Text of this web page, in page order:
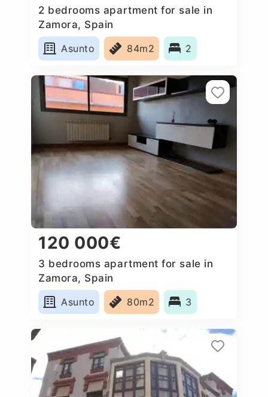
2 bedrooms apartment for sale in
Zamora, Spain
Asunto
84m2 2
120 000€
3 bedrooms apartment for sale in
Zamora, Spain
Asunto
80m2 3